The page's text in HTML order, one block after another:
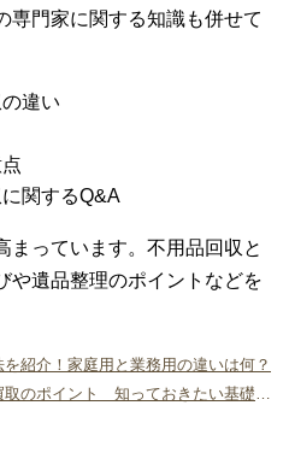
専門家に関する知識も併せて
違い
関するQ&A
まっています。不用品回収と
や遺品整理のポイントなどを
紹介！家庭用と業務用の違いは何？
業務用冷蔵庫の処分・買取のポイント 知っておきたい基礎知識まとめ